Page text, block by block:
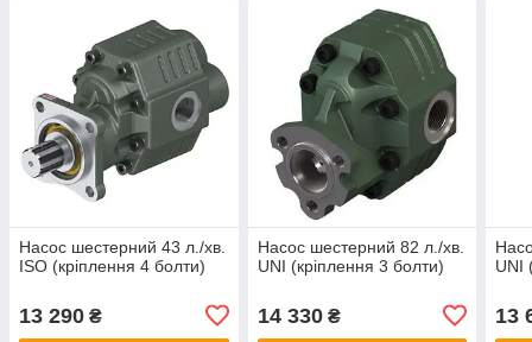
Насос шестерний 43 л./хв.
ISO (кріплення 4 болти)
13 290 ₴
Насос шестерний 82 л./хв.
UNI (кріплення 3 болти)
14 330₴
UNI
13